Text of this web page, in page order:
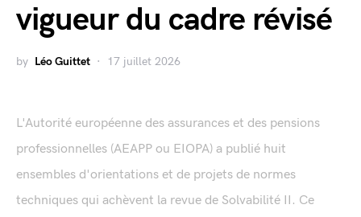
vigueur du cadre révisé
by Léo Guittet 17 juillet 2026
L'Autorité européenne des assurances et des pensions
professionnelles (AEAPP ou EIOPA) a publié huit
ensembles d'orientations et de projets de normes
techniques qui achèvent la revue de Solvabilité II. Ce